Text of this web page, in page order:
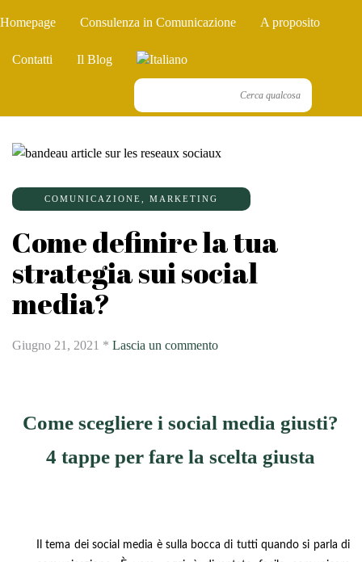
Homepage Consulenza in Comunicazione A proposito
Contatti Il Blog
COMUNICAZIONE MARKETING
Come definire la tua
strategia sui social
media?
Giugno 21, 2021 * Lascia un commento
Come scegliere i social media giusti?
4 tappe per fare la scelta giusta
Il tema dei social media è sulla bocca di tutti quando si parla di